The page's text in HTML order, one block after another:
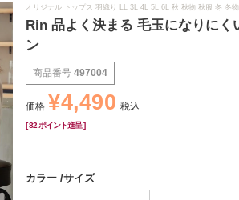
オリジナル トップス 羽織り LL 3L 4L 5L 6L 秋 秋物 秋服 冬 冬
Rin 品よく決まる 毛玉になりに
ン
商品番号 497004
価格 ¥4,490 税込
[82 ポイント進呈 ]
カラー サイズ